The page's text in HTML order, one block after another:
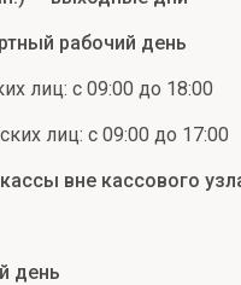
рабочий день
лиц: с 09:00 до 18:00
лиц: с 09:00 до 17:00
вне кассового
день